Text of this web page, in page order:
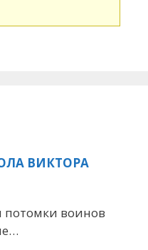
ВИКТОРА
потомки воинов